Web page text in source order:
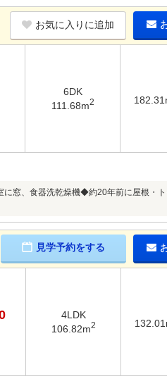
お気に入りに追加
6DK
111.68m2
窓、食器洗乾燥機◆約20年前に屋根・
見学予約をする
4LDK
106.82m2